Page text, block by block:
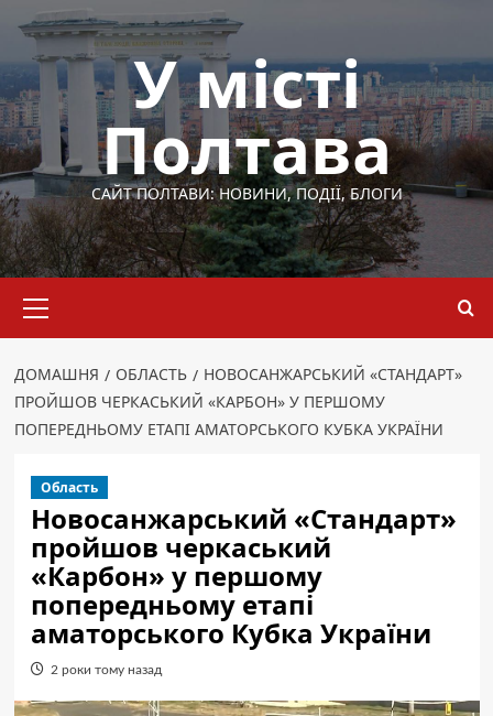
Перейти
вмісту
У місті
Полтава
САЙТ ПОЛТАВИ: НОВИНИ, ПОДІЇ, БЛОГИ
меню
ДОМАШНЯ ОБЛАСТЬ
НОВОСАНЖАРСЬКИЙ «СТАНДАРТ»
ПРОЙШОВ ЧЕРКАСЬКИЙ «КАРБОН» У ПЕРШОМУ
ПОПЕРЕДНЬОМУ ЕТАПІ АМАТОРСЬКОГО КУБКА УКРАЇНИ
Область
Новосанжарський «Стандарт»
пройшов черкаський
«Карбон» у першому
попередньому етапі
аматорського Кубка України
2 роки тому назад